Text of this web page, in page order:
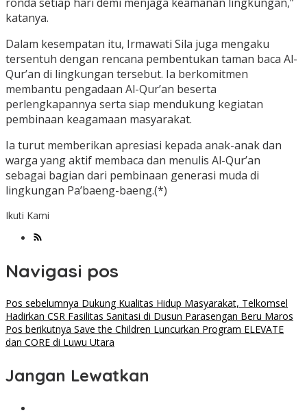
katanya.
Dalam kesempatan itu, Irmawati Sila juga mengaku
tersentuh dengan rencana pembentukan taman baca Al-
Qur’an di lingkungan tersebut. Ia berkomitmen
membantu pengadaan Al-Qur’an beserta
perlengkapannya serta siap mendukung kegiatan
pembinaan keagamaan masyarakat.
Ia turut memberikan apresiasi kepada anak-anak dan
warga yang aktif membaca dan menulis Al-Qur’an
sebagai bagian dari pembinaan generasi muda di
lingkungan Pa’baeng-baeng.(*)
Ikuti Kami
Navigasi pos
Pos sebelumnya Dukung Kualitas Hidup Masyarakat, Telkomsel
Hadirkan CSR Fasilitas Sanitasi di Dusun Parasengan Beru Maros
Pos berikutnya Save the Children Luncurkan Program ELEVATE
dan CORE di Luwu Utara
Jangan Lewatkan